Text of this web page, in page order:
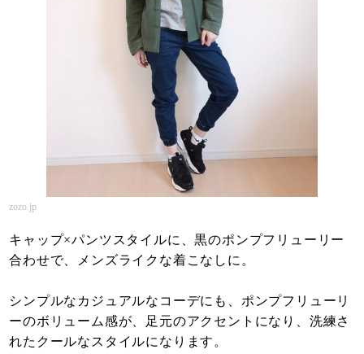
zozo.jp
キャップ×パンツスタイルに、黒のポンプフリューリー
合わせで、メンズライクな着こなしに。
シンプルなカジュアルなコーデにも、ポンプフリューリ
ーのボリューム感が、足元のアクセントになり、洗練さ
れたクールなスタイルになります。